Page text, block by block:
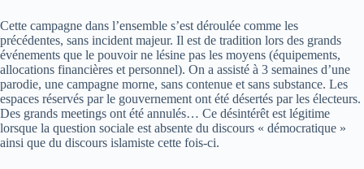
Cette campagne dans l’ensemble s’est déroulée comme les
précédentes, sans incident majeur. Il est de tradition lors des grands
événements que le pouvoir ne lésine pas les moyens (équipements,
allocations financières et personnel). On a assisté à 3 semaines d’une
parodie, une campagne morne, sans contenue et sans substance. Les
espaces réservés par le gouvernement ont été désertés par les électeurs.
Des grands meetings ont été annulés… Ce désintérêt est légitime
lorsque la question sociale est absente du discours « démocratique »
ainsi que du discours islamiste cette fois-ci.